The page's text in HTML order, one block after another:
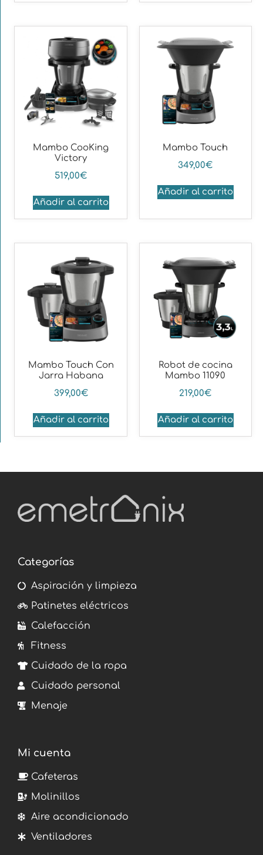
Mambo CooKing
Victory
519,00€
Añadir al carrito
Mambo Touch
349,00€
Añadir al carrito
Mambo Touch Con
Jarra Habana
399,00€
Añadir al carrito
Robot de cocina
Mambo 11090
219,00€
Añadir al carrito
Categorías
Aspiración y limpieza
Patinetes eléctricos
Calefacción
Fitness
Cuidado de la ropa
Cuidado personal
Menaje
Mi cuenta
Cafeteras
Molinillos
Aire acondicionado
Ventiladores